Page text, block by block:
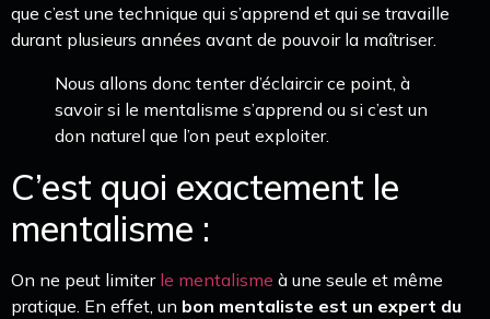
que c’est une technique qui s’apprend et qui se travaille
durant plusieurs années avant de pouvoir la maîtriser.
Nous allons donc tenter d’éclaircir ce point, à
savoir si le mentalisme s’apprend ou si c’est un
don naturel que l’on peut exploiter.
C’est quoi exactement le
mentalisme :
On ne peut limiter le mentalisme à une seule et même
pratique. En effet, un bon mentaliste est un expert du